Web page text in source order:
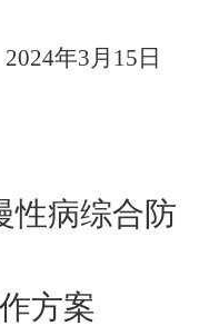
2024年3月15日
性病综合防
方案